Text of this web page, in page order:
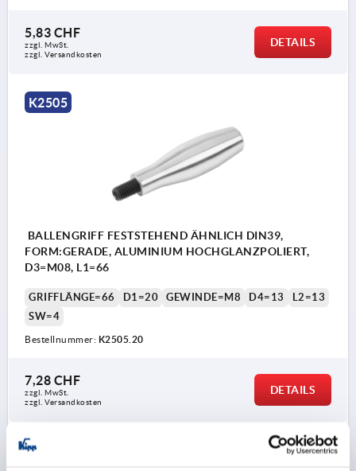
5,83 CHF
zzgl. MwSt.
zzgl. Versandkosten
DETAILS
K2505
BALLENGRIFF FESTSTEHEND ÄHNLICH DIN39,
FORM:GERADE, ALUMINIUM HOCHGLANZPOLIERT,
D3=M08, L1=66
GRIFFLÄNGE=66 D1=20 GEWINDE=M8 D4=13
L2=13
SW=4
Bestellnummer: K2505.20
7,28 CHF
zzgl. MwSt.
zzgl. Versandkosten
DETAILS
K2505